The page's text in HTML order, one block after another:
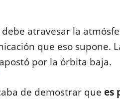
debe atravesar la
que eso supone.
por la órbita baja.
de demostrar que es